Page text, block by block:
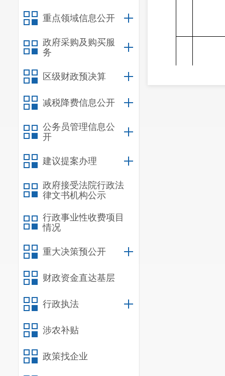
重点领域信息公开
政府采购及购买服
务
区级财政预决算
减税降费信息公开
公务员管理信息公
开
建议提案办理
政府接受法院行政法
律文书机构公示
行政事业性收费项目
情况
重大决策预公开
财政资金直达基层
行政执法
涉农补贴
政策找企业
3